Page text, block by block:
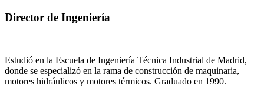
Director de Ingeniería
Estudió en la Escuela de Ingeniería Técnica Industrial de Madrid,
donde se especializó en la rama de construcción de maquinaria,
motores hidráulicos y motores térmicos. Graduado en 1990.